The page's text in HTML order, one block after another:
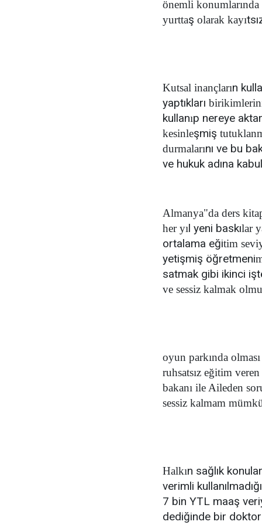
önemli konumlarında
yurttaş olarak kayı
Kutsal inançların
yaptıkları
kullanıp nereye
kesinleşmiş
durmalarını ve bu
ve hukuk adına
Almanya"da ders
her yıl yeni baskılar
ortalama eğitim
yetişmiş öğretmeni
satmak gibi ikinci
ve sessiz kalmak
oyun parkında
ruhsatsız eğitim
bakanı ile Aileden
sessiz kalmam
Halkın sağlık
verimli
7 bin YTL maaş
dediğinde bir doktor